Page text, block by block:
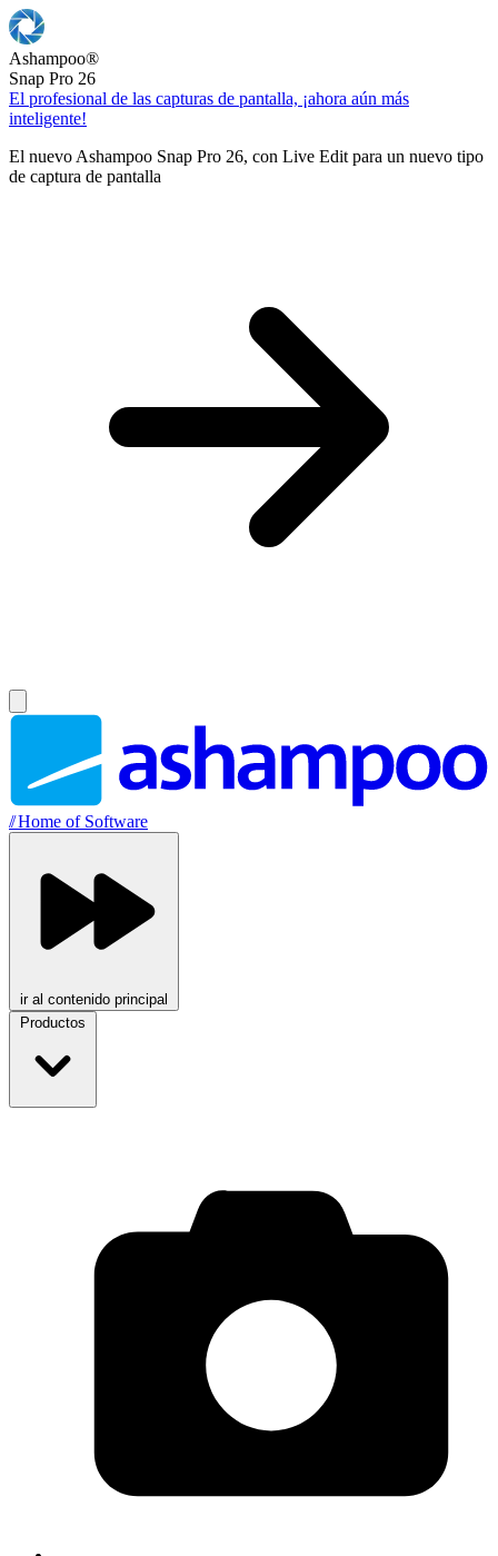
Ashampoo®
Snap Pro 26
El profesional de las capturas de pantalla, ¡ahora aún más
inteligente!
El nuevo Ashampoo Snap Pro 26, con Live Edit para un nuevo tipo
de captura de pantalla
//Home of Software
ir al contenido principal
Productos